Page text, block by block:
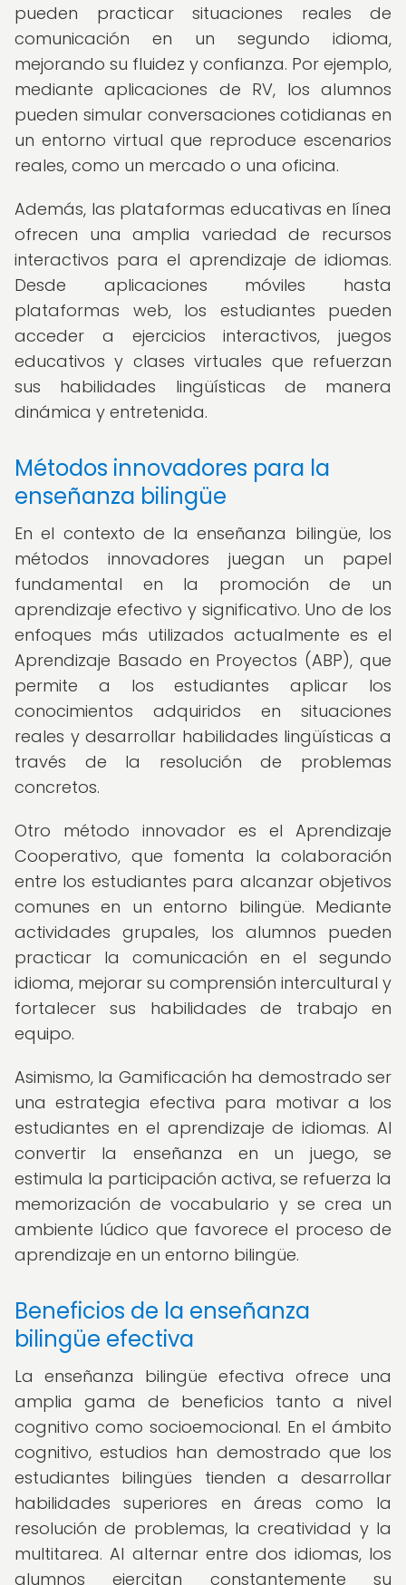
pueden practicar situaciones reales de
comunicación en un segundo idioma,
mejorando su fluidez y confianza. Por ejemplo,
mediante aplicaciones de RV, los alumnos
pueden simular conversaciones cotidianas en
un entorno virtual que reproduce escenarios
reales, como un mercado o una oficina.
Además, las plataformas educativas en línea
ofrecen una amplia variedad de recursos
interactivos para el aprendizaje de idiomas.
Desde aplicaciones móviles hasta
plataformas web, los estudiantes pueden
acceder a ejercicios interactivos, juegos
educativos y clases virtuales que refuerzan
sus habilidades lingüísticas de manera
dinámica y entretenida.
Métodos innovadores para la
enseñanza bilingüe
En el contexto de la enseñanza bilingüe, los
métodos innovadores juegan un papel
fundamental en la promoción de un
aprendizaje efectivo y significativo. Uno de los
enfoques más utilizados actualmente es el
Aprendizaje Basado en Proyectos (ABP), que
permite a los estudiantes aplicar los
conocimientos adquiridos en situaciones
reales y desarrollar habilidades lingüísticas a
través de la resolución de problemas
concretos.
Otro método innovador es el Aprendizaje
Cooperativo, que fomenta la colaboración
entre los estudiantes para alcanzar objetivos
comunes en un entorno bilingüe. Mediante
actividades grupales, los alumnos pueden
practicar la comunicación en el segundo
idioma, mejorar su comprensión intercultural y
fortalecer sus habilidades de trabajo en
equipo.
Asimismo, la Gamificación ha demostrado ser
una estrategia efectiva para motivar a los
estudiantes en el aprendizaje de idiomas. Al
convertir la enseñanza en un juego, se
estimula la participación activa, se refuerza la
memorización de vocabulario y se crea un
ambiente lúdico que favorece el proceso de
aprendizaje en un entorno bilingüe.
Beneficios de la enseñanza
bilingüe efectiva
La enseñanza bilingüe efectiva ofrece una
amplia gama de beneficios tanto a nivel
cognitivo como socioemocional. En el ámbito
cognitivo, estudios han demostrado que los
estudiantes bilingües tienden a desarrollar
habilidades superiores en áreas como la
resolución de problemas, la creatividad y la
multitarea. Al alternar entre dos idiomas, los
alumnos ejercitan constantemente su